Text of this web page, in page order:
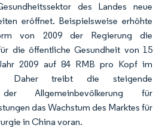
des Landes neue
eröffnet. Beispielsweise erhöhte
von 2009 der Regierung die
die öffentliche Gesundheit von 15
2009 auf 84 RMB pro Kopf im
Daher treibt die steigende
der Allgemeinbevölkerung für
das Wachstum des Marktes für
in China voran.